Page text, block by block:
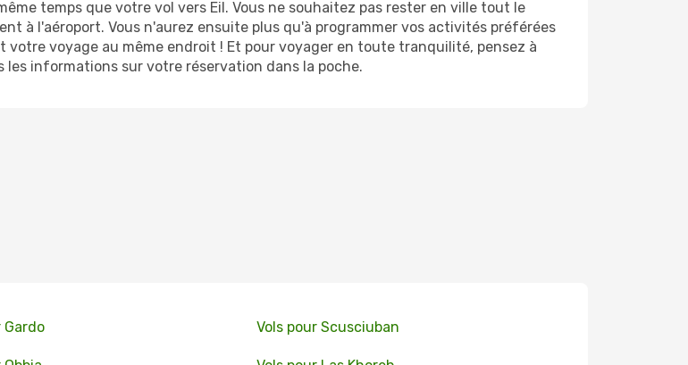
temps que votre vol vers Eil. Vous ne souhaitez pas rester en ville tout le
à l'aéroport. Vous n'aurez ensuite plus qu'à programmer vos activités préférées
voyage au même endroit ! Et pour voyager en toute tranquilité, pensez à
les informations sur votre réservation dans la poche.
Gardo Vols pour Scusciuban